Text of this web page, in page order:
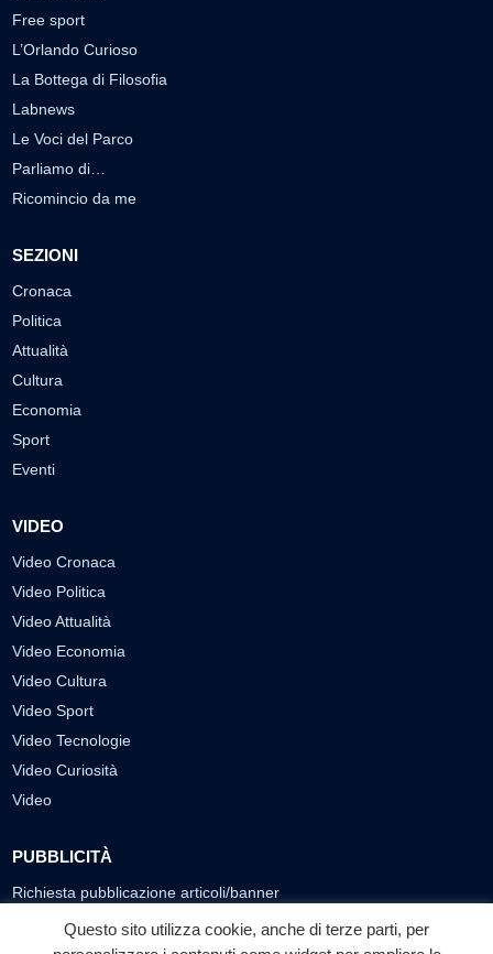
Free sport
L’Orlando Curioso
La Bottega di Filosofia
Labnews
Le Voci del Parco
Parliamo di…
Ricomincio da me
SEZIONI
Cronaca
Politica
Attualità
Cultura
Economia
Sport
Eventi
VIDEO
Video Cronaca
Video Politica
Video Attualità
Video Economia
Video Cultura
Video Sport
Video Tecnologie
Video Curiosità
Video
PUBBLICITÀ
Richiesta pubblicazione articoli/banner
SEGUICI SUI SOCIAL
Questo sito utilizza cookie, anche di terze parti, per